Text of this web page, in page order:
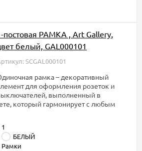
постовая РАМКА , Art Gallery,
белый, GAL000101
SCGAL000101
рамка – декоративный
для оформления розеток и
выполненный в
который гармонирует с любым
1
БЕЛЫЙ
Рамки